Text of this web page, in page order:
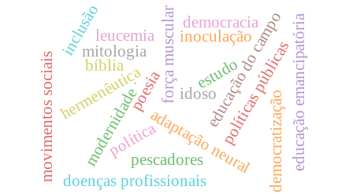
idoso
adaptação neural
força muscular
poesia
mitologia
bíblia
hermenêutica educação do campo
movimentos sociais políticas públicas
política
democracia
democratização
inclusão
.
modernidade educação emancipatória
pescadores
doenças profissionais
inoculação
leucemia
estudo